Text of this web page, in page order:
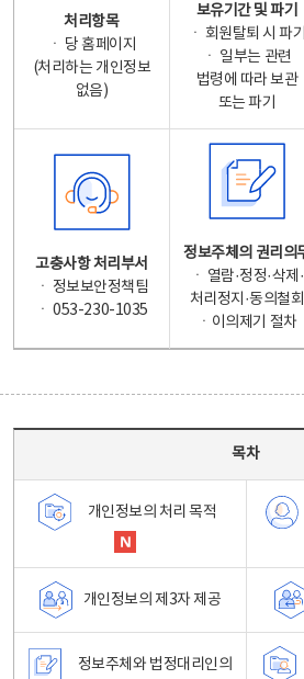
처리항목
ㆍ 당 홈페이지
(처리하는 개인정보
없음)
보유기간 및 파기
ㆍ 회원탈퇴 시 파기
ㆍ 일부는 관련
법령에 따라 보관
또는 파기
고충사항 처리부서
ㆍ 정보보안정책팀
ㆍ 053-230-1035
정보주체의 권리의
ㆍ 열람·정정·삭제·
처리정지·동의철회
ㆍ이의제기 절차
목차
개인정보의 처리 목적
개인정보의 제3자 제공
정보주체와 법정대리인의